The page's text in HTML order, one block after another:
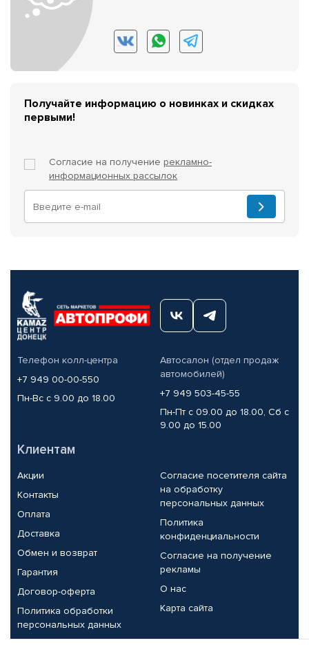
Получайте информацию о новинках и скидках
первыми!
Согласие на получение рекламно-
информационных рассылок
Телефон колл-центра
+7 949 00-00-550
Пн-Вс с 9.00 до 18.00
Автосалон (отдел продаж
автомобилей)
+7 949 503-45-55
Пн-Пт с 09.00 до 18.00, Сб с
9.00 до 15.00
Клиентам
Акции
Контакты
Оплата
Доставка
Обмен и возврат
Гарантия
Договор-оферта
Политика обработки
персональных данных
Согласие посетителя сайта
на обработку
персональных данных
Политика
конфиденциальности
Согласие на получение
рекламы
О нас
Карта сайта